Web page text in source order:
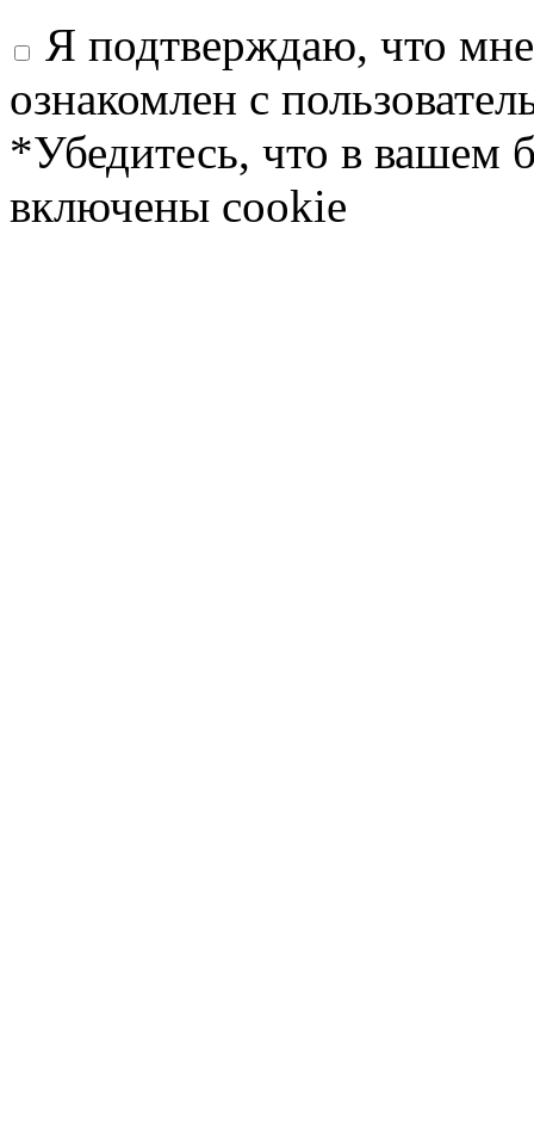
Я подтверждаю, что
ознакомлен с
*Убедитесь, что в вашем
включены cookie